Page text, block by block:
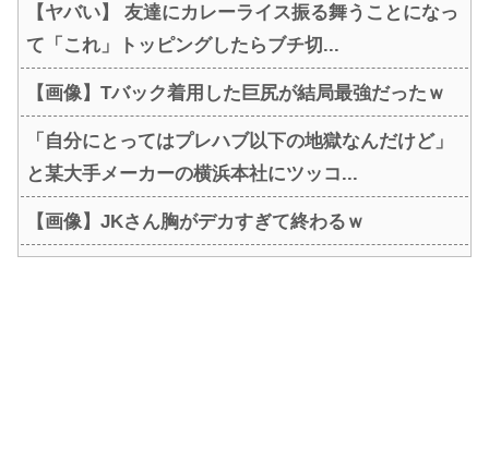
【ヤバい】 友達にカレーライス振る舞うことになっ
て「これ」トッピングしたらブチ切...
【画像】Tバック着用した巨尻が結局最強だったｗ
「自分にとってはプレハブ以下の地獄なんだけど」
と某大手メーカーの横浜本社にツッコ...
【画像】JKさん胸がデカすぎて終わるｗ